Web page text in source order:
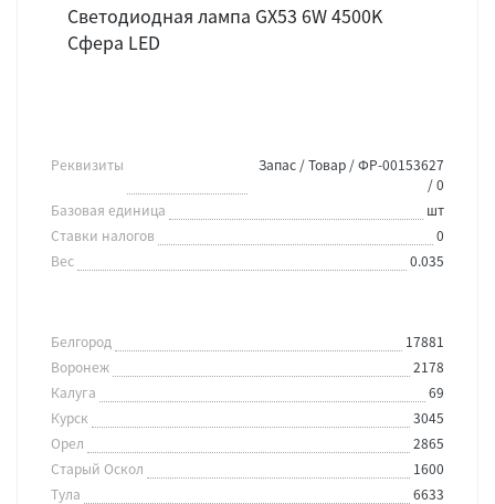
Светодиодная лампа GX53 6W 4500K
Сфера LED
Реквизиты
Запас / Товар / ФР-00153627
/ 0
Базовая единица
шт
Ставки налогов
0
Вес
0.035
Белгород
17881
Воронеж
2178
Калуга
69
Курск
3045
Орел
2865
Старый Оскол
1600
Тула
6633